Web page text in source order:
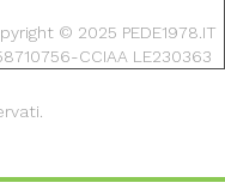
© 2025 PEDE1978.IT
CCIAA LE230363